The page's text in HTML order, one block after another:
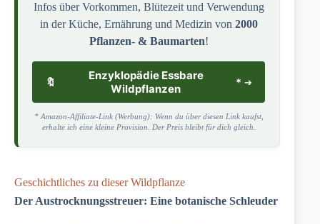
Infos über Vorkommen, Blütezeit und Verwendung
in der Küche, Ernährung und Medizin von 2000
Pflanzen- & Baumarten!
🔖
Enzyklopädie Essbare
Wildpflanzen
*
* Amazon-Affiliate-Link (Werbung): Wenn du über diesen Link kaufst,
erhalte ich eine kleine Provision. Der Preis bleibt für dich gleich.
Geschichtliches zu dieser Wildpflanze
Der Austrocknungsstreuer: Eine botanische Schleuder